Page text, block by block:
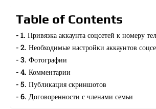
Table of Contents
1. Привязка аккаунта соцсетей к номеру
2. Необходимые настройки аккаунтов
3. Фотографии
4. Комментарии
5. Публикация скриншотов
6. Договоренности с членами семьи